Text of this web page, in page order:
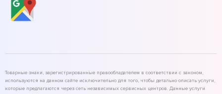
Товарные знаки, зарегистрированные правообладателем в соответствии с законом,
используются на данном сайте исключительно для того, чтобы детально описать услуги,
которые предлагаются через сеть независимых сервисных центров. Данные услуги